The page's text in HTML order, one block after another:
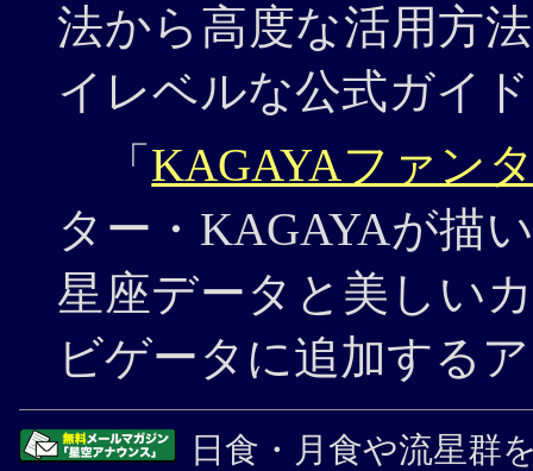
法から高度な活用方
イレベルな公式ガイ
「 KAGAYAファン
ター・KAGAYAが描
星座データと美しい
ビゲータに追加する
日食・月食や流星群